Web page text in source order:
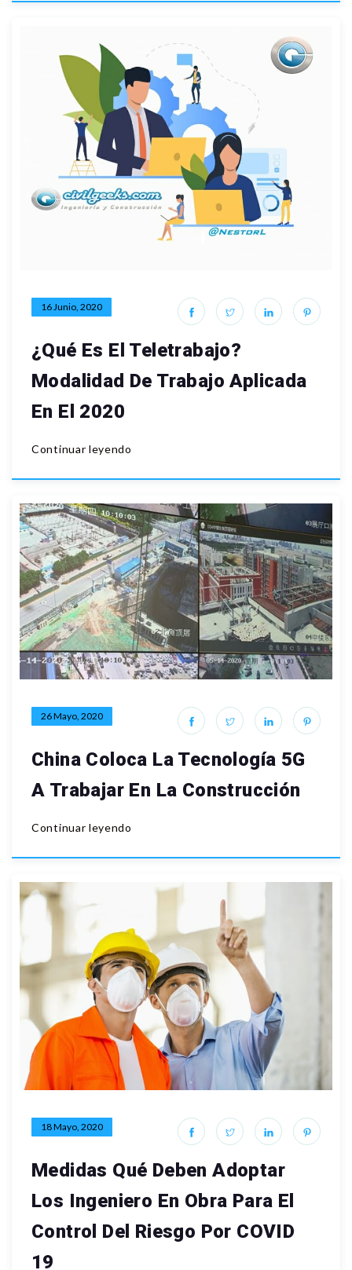
16 Junio, 2020
¿Qué Es El Teletrabajo?
Modalidad De Trabajo Aplicada
En El 2020
Continuar leyendo
26 Mayo, 2020
China Coloca La Tecnología 5G
A Trabajar En La Construcción
Continuar leyendo
18 Mayo, 2020
Medidas Qué Deben Adoptar
Los Ingeniero En Obra Para El
Control Del Riesgo Por COVID
19